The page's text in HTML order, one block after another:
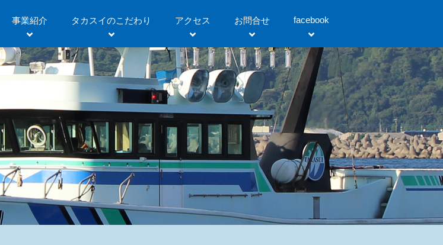
事業紹介 タカスイのこだわり アクセス お問合せ facebook